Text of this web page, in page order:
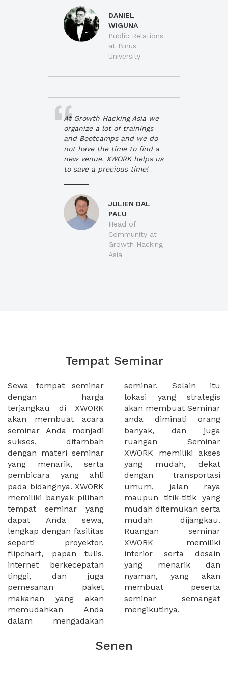
DANIEL
WIGUNA
Public Relations
at Binus
University
At Growth Hacking Asia we
organize a lot of trainings
and Bootcamps and we do
not have the time to find a
new venue. XWORK helps us
to save a precious time!
JULIEN DAL
PALU
Head of
Community at
Growth Hacking
Asia
Tempat Seminar
Sewa tempat seminar
dengan harga
terjangkau di XWORK
akan membuat acara
seminar Anda menjadi
sukses, ditambah
dengan materi seminar
yang menarik, serta
pembicara yang ahli
pada bidangnya. XWORK
memiliki banyak pilihan
tempat seminar yang
dapat Anda sewa,
lengkap dengan fasilitas
seperti proyektor,
flipchart, papan tulis,
internet berkecepatan
tinggi, dan juga
pemesanan paket
makanan yang akan
memudahkan Anda
dalam mengadakan
seminar. Selain itu
lokasi yang strategis
akan membuat Seminar
anda diminati orang
banyak, dan juga
ruangan Seminar
XWORK memiliki akses
yang mudah, dekat
dengan transportasi
umum, jalan raya
maupun titik-titik yang
mudah ditemukan serta
mudah dijangkau.
Ruangan seminar
XWORK memiliki
interior serta desain
yang menarik dan
nyaman, yang akan
membuat peserta
seminar semangat
mengikutinya.
Senen